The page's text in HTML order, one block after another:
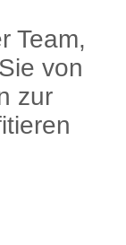
Team,
von
zur